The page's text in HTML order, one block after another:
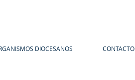
DIOCESANOS CONTACTO